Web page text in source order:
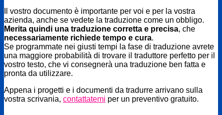
Il vostro documento è importante per voi e per la vostra
azienda, anche se vedete la traduzione come un obbligo.
Merita quindi una traduzione corretta e precisa, che
necessariamente richiede tempo e cura.
Se programmate nei giusti tempi la fase di traduzione avrete
una maggiore probabilità di trovare il traduttore perfetto per il
vostro testo, che vi consegnerà una traduzione ben fatta e
pronta da utilizzare.
Appena i progetti e i documenti da tradurre arrivano sulla
vostra scrivania, contattatemi per un preventivo gratuito.